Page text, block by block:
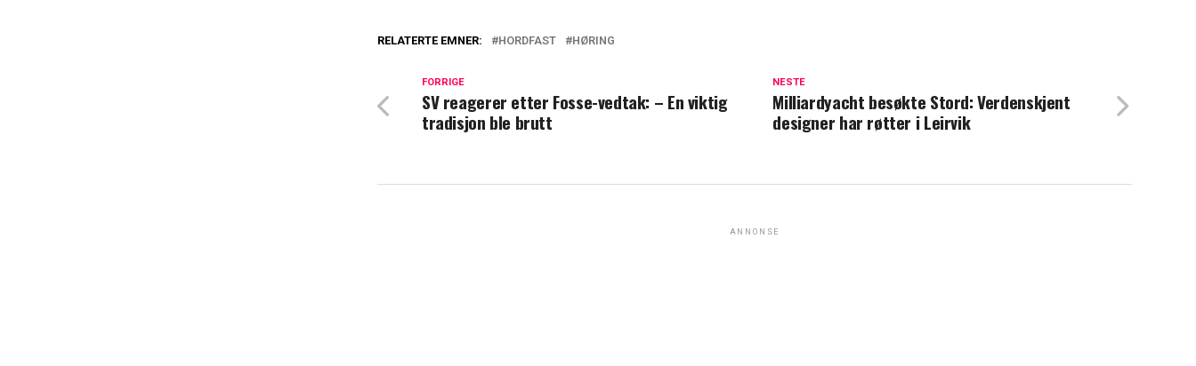
RELATERTE EMNER: HORDFAST HØRING
NESTE
Milliardyacht besøkte Stord: Verdenskjent
designer har røtter i Leirvik
FORRIGE
SV reagerer etter Fosse-vedtak: – En viktig
tradisjon ble brutt
ANNONSE